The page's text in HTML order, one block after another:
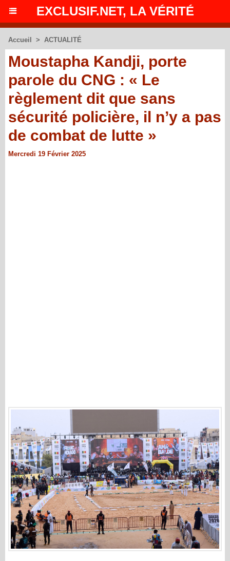
EXCLUSIF.NET, LA VÉRITÉ
Accueil > ACTUALITÉ
Moustapha Kandji, porte
parole du CNG : « Le
règlement dit que sans
sécurité policière, il n’y a pas
de combat de lutte »
Mercredi 19 Février 2025